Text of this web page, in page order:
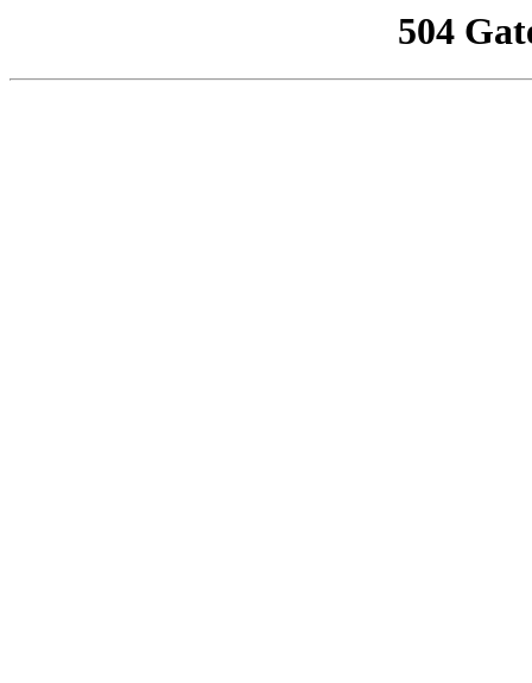
504